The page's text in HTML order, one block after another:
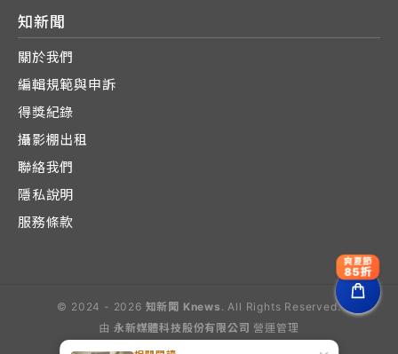
知新聞
關於我們
編輯規範與申訴
得獎紀錄
攝影棚出租
聯絡我們
隱私說明
服務條款
© 2024 - 2026 知新聞 Knews . All Rights Reserved.
由 永新媒體科技股份有限公司 營運管理
爽夏節
85折